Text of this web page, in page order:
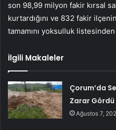
son 98,99 milyon fakir kırsal
kurtardığını ve 832 fakir
tamamını yoksulluk listesinden
İlgili Makaleler
Çorum’da
Zarar Gördü
Ağustos 7,